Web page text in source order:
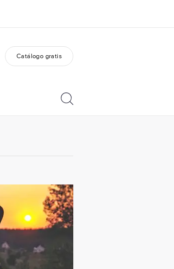
Trabajos
Catálogo gratis